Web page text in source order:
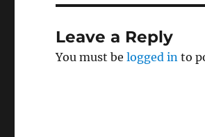
Leave a Reply
You must belogged in to